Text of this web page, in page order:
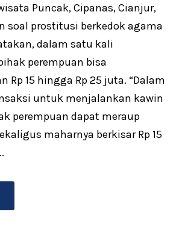
Puncak, Cipanas, Cianjur,
soal prostitusi berkedok agama
dalam satu kali
perempuan bisa
Rp 15 hingga Rp 25 juta. “Dalam
untuk menjalankan kawin
perempuan dapat meraup
maharnya berkisar Rp 15